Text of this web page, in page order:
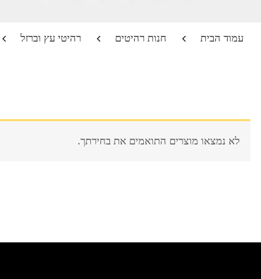
עמוד הבית חנות רהיטים רהיטי עץ וברזל
לא נמצאו מוצרים התואמים את בחירתך.